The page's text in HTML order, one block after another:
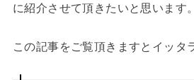
に紹介させて頂きたいと思います。
この記事をご覧頂きますとイッタ